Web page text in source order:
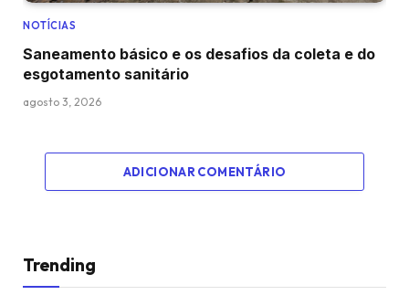
NOTÍCIAS
Saneamento básico e os desafios da coleta e do
esgotamento sanitário
agosto 3, 2026
ADICIONAR COMENTÁRIO
Trending